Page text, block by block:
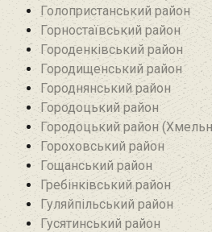
Голопристанський район
Горностаївський район‎
Городенківський район
Городищенський район‎
Городнянський район
Городоцький район
Городоцький район
Гороховський район
Гощанський район
Гребінківський район
Гуляйпільський район‎
Гусятинський район‎